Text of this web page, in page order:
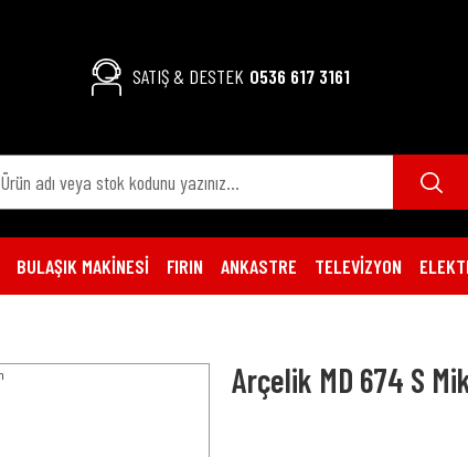
SATIŞ & DESTEK 0536 617 3161
BULAŞIK MAKİNESİ FIRIN ANKASTRE TELEVİZYON
Arçelik MD 674 S